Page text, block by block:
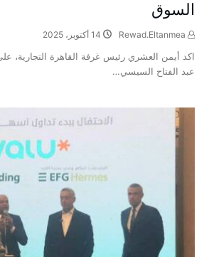
السوق
14 أكتوبر، 2025
اكد أيمن العشري رئيس غرفة القاهرة التجارية،
عبد الفتاح السيسي…